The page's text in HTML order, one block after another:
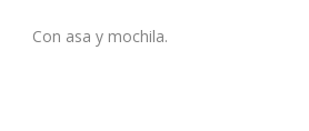
Con asa y mochila.